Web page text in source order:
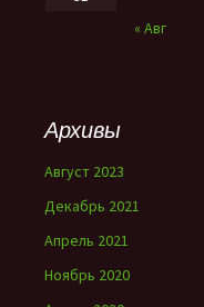
« Авг
Архивы
Август 2023
Декабрь 2021
Апрель 2021
Ноябрь 2020